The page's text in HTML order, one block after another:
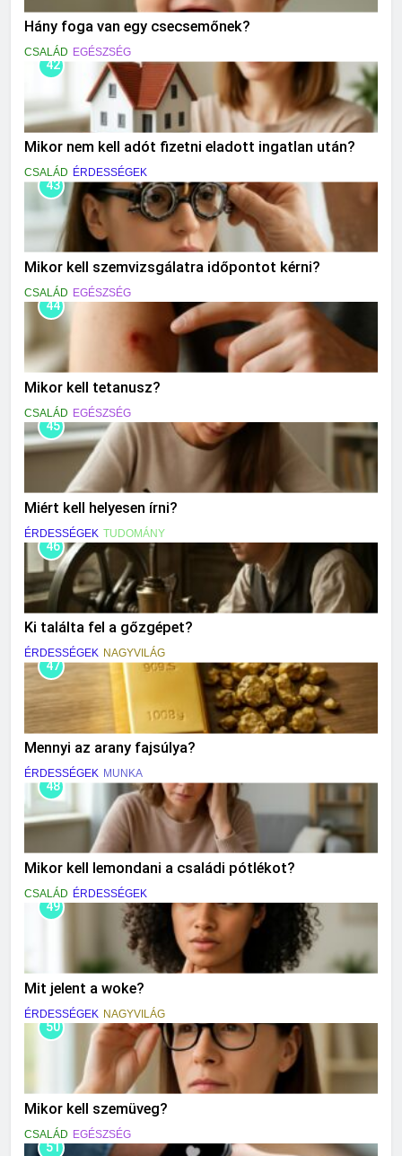
Hány foga van egy csecsemőnek?
CSALÁD EGÉSZSÉG
42
Mikor nem kell adót fizetni eladott ingatlan után?
CSALÁD ÉRDESSÉGEK
43
Mikor kell szemvizsgálatra időpontot kérni?
CSALÁD EGÉSZSÉG
44
Mikor kell tetanusz?
CSALÁD EGÉSZSÉG
45
Miért kell helyesen írni?
ÉRDESSÉGEK TUDOMÁNY
46
Ki találta fel a gőzgépet?
ÉRDESSÉGEK NAGYVILÁG
47
Mennyi az arany fajsúlya?
ÉRDESSÉGEK MUNKA
48
Mikor kell lemondani a családi pótlékot?
CSALÁD ÉRDESSÉGEK
49
Mit jelent a woke?
ÉRDESSÉGEK NAGYVILÁG
50
Mikor kell szemüveg?
CSALÁD EGÉSZSÉG
51